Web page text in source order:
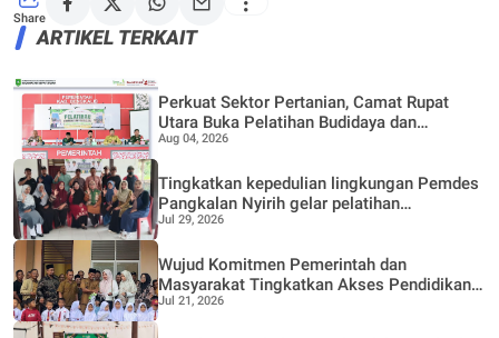
Share
ARTIKEL TERKAIT
Perkuat Sektor Pertanian, Camat Rupat
Utara Buka Pelatihan Budidaya dan
Pengelolaan Hasil Panen Pertanian di Desa
Teluk Rhu
Aug 04, 2026
Tingkatkan kepedulian lingkungan Pemdes
Pangkalan Nyirih gelar pelatihan
pengolahan Limbah
Jul 29, 2026
Wujud Komitmen Pemerintah dan
Masyarakat Tingkatkan Akses Pendidikan,
Gedung Lokal Jauh SDN 05 di Resmikan
Jul 21, 2026